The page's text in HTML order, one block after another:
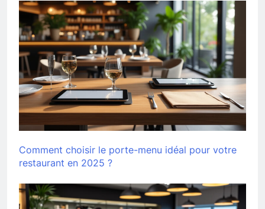
Comment choisir le porte-menu idéal pour votre
restaurant en 2025 ?